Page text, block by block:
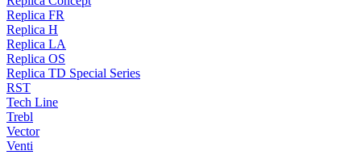
Replica FR
Replica H
Replica LA
Replica OS
Replica TD Special Series
RST
Tech Line
Trebl
Vector
Venti